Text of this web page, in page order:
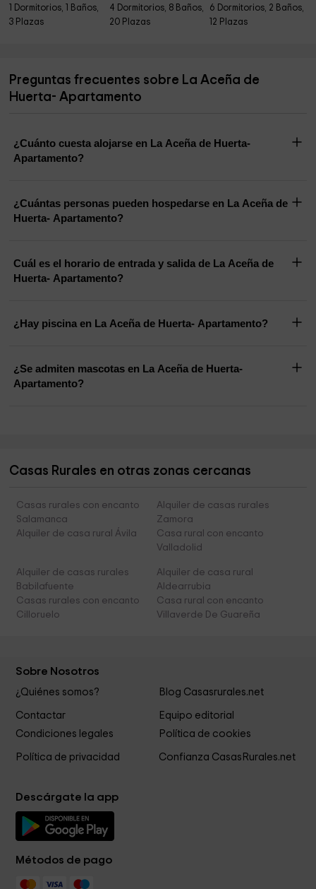
1 Dormitorios, 1 Baños,
3 Plazas
4 Dormitorios, 8 Baños,
20 Plazas
6 Dormitorios, 2 Baños,
12 Plazas
Preguntas frecuentes sobre La Aceña de
Huerta- Apartamento
¿Cuánto cuesta alojarse en La Aceña de Huerta-
Apartamento?
¿Cuántas personas pueden hospedarse en La Aceña de
Huerta- Apartamento?
Cuál es el horario de entrada y salida de La Aceña de
Huerta- Apartamento?
¿Hay piscina en La Aceña de Huerta- Apartamento?
¿Se admiten mascotas en La Aceña de Huerta-
Apartamento?
Casas Rurales en otras zonas cercanas
Casas rurales con encanto
Salamanca
Alquiler de casas rurales
Zamora
Alquiler de casa rural Ávila
Casa rural con encanto
Valladolid
Alquiler de casas rurales
Babilafuente
Alquiler de casa rural
Aldearrubia
Casas rurales con encanto
Cilloruelo
Casa rural con encanto
Villaverde De Guareña
Sobre Nosotros
¿Quiénes somos? Blog Casasrurales.net
Contactar
Equipo editorial
Condiciones legales
Política de cookies
Política de privacidad Confianza CasasRurales.net
Descárgate la app
Métodos de pago